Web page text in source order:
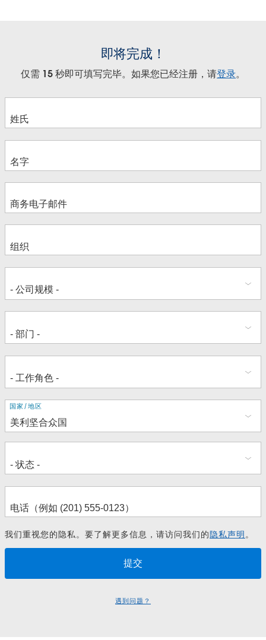
即将完成！
仅需 15 秒即可填写完毕。如果您已经注册，请登录。
地
址
国家/地区
我们重视您的隐私。要了解更多信息，请访问我们的 隐私声明 。
遇到问题？